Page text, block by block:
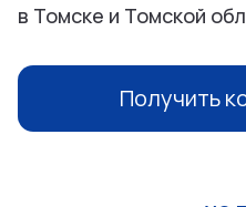
в Томске и Томской
Получить